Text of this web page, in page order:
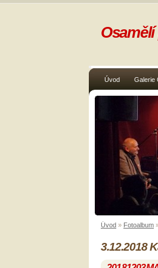
Úvod Galerie
Úvod » Fotoalbum
3.12.2018